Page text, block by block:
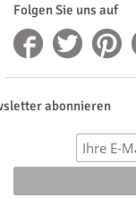
Folgen Sie uns auf
abonnieren